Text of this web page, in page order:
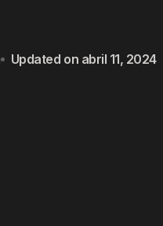
Updated on abril 11, 2024